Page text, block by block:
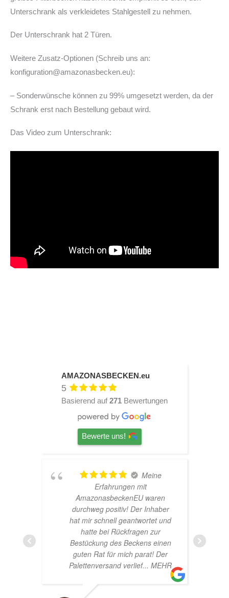
Unterschrank als verkleidetes Stahlgestell zu nehmen.
Der Unterschrank hat 2 Türen.
Weitere Zusatz-Optionen (Schreib uns an:
konfiguration@amazonasbecken.eu):
– Sonderwünsche können zu 99% umgesetzt werden, da der
Schrank erst nach Bestellung gebaut wird.
Das Video zum Unterschrank:
AMAZONASBECKEN.eu
5
Basierend auf 271 Bewertungen
Bewerte uns!
Meine
Erfahrungen mit
AmazonasbeckenEU waren
durchweg positiv! Der Inhaber
hat mir schnell geantwortet und
hatte bei Rückfragen zur
Bestückung des Beckens einen
guten Rat für mich parat! Der
Palettenversand verlief... MEHR